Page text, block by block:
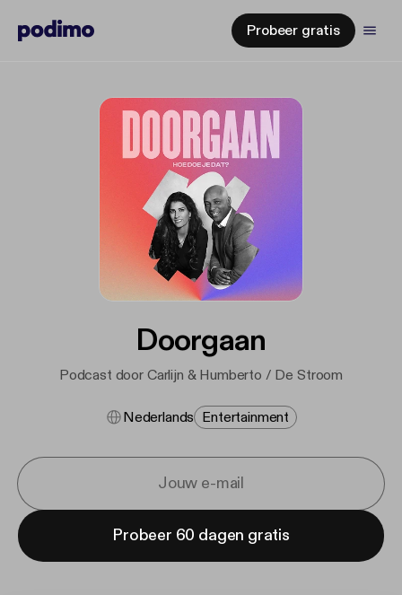
Probeer gratis
Doorgaan
Podcast door Carlijn & Humberto / De Stroom
Nederlands Entertainment
Probeer 60 dagen gratis